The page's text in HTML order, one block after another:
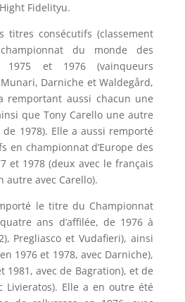
Fidelityu.
titres consécutifs (classement
du monde des
1975 et 1976 (vainqueurs
Darniche et Waldegård,
remportant aussi chacun une
que Tony Carello une autre
1978). Elle a aussi remporté
en championnat d’Europe des
et 1978 (deux avec le français
autre avec Carello).
le titre du Championnat
ans d’affilée, de 1976 à
Pregliasco et Vudafieri), ainsi
1976 et 1978, avec Darniche),
1981, avec de Bagration), et de
Livieratos). Elle a en outre été